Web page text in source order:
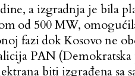
a izgradnja je bila
od 500 MW,
fazi dok Kosovo ne
PAN (Demokratska
biti izgrađena